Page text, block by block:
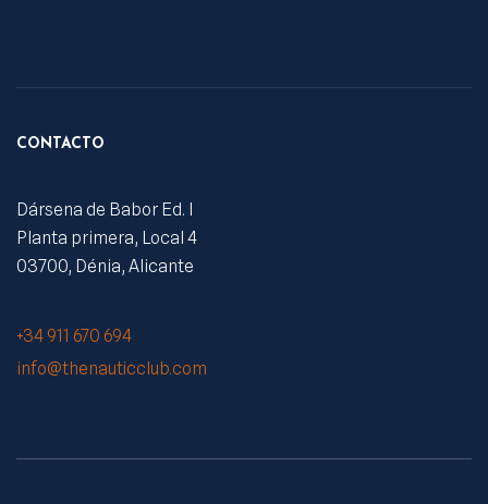
CONTACTO
Dársena de Babor Ed. I
Planta primera, Local 4
03700, Dénia, Alicante
+34 911 670 694
info@thenauticclub.com